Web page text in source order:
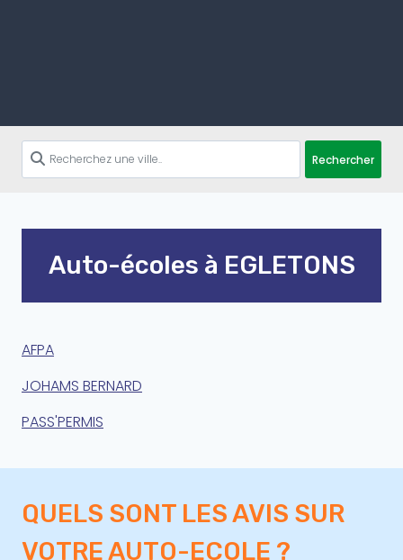
Rechercher
Auto-écoles à EGLETONS
AFPA
JOHAMS BERNARD
PASS'PERMIS
QUELS SONT LES AVIS SUR
VOTRE AUTO-ECOLE ?